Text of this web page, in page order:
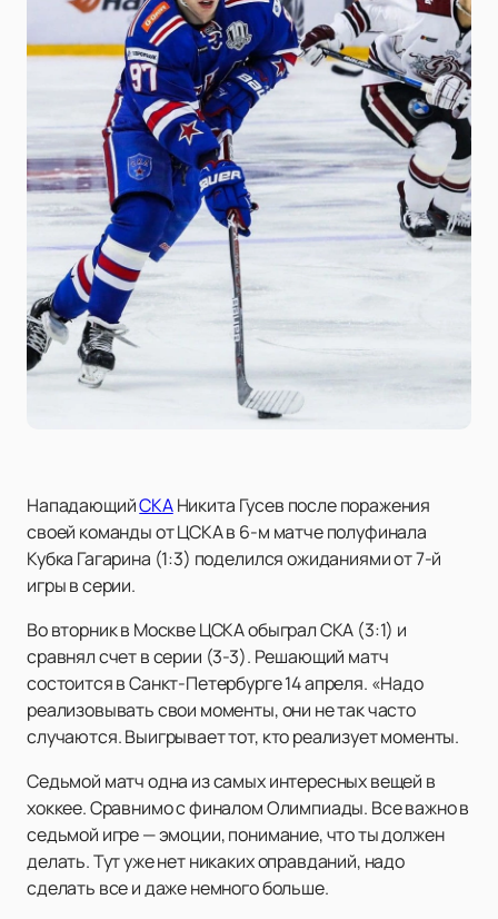
НападающийСКАНикита Гусев после поражения
своей команды от ЦСКА в 6-м матче полуфинала
Кубка Гагарина (1:3) поделился ожиданиями от 7-й
игры в серии.
Во вторник в Москве ЦСКА обыграл СКА (3:1) и
сравнял счет в серии (3-3). Решающий матч
состоится в Санкт-Петербурге 14 апреля. «Надо
реализовывать свои моменты, они не так часто
случаются. Выигрывает тот, кто реализует моменты.
Седьмой матч одна из самых интересных вещей в
хоккее. Сравнимо с финалом Олимпиады. Все важно в
седьмой игре — эмоции, понимание, что ты должен
делать. Тут уже нет никаких оправданий, надо
сделать все и даже немного больше.